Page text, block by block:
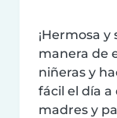
¡Hermosa y
manera de
niñeras y
fácil el día a
madres y